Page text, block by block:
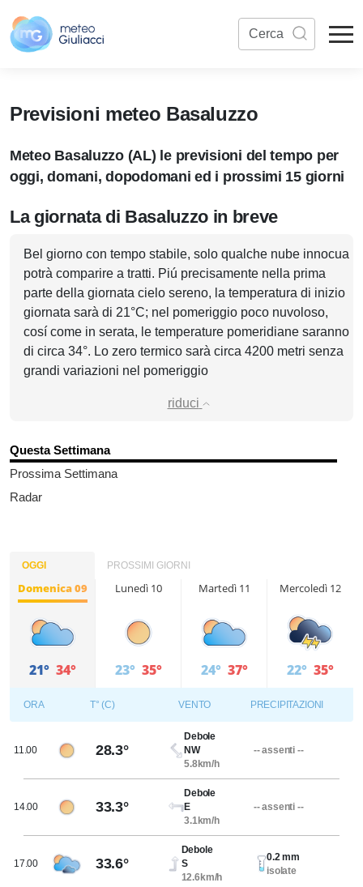
Previsioni meteo Basaluzzo
Meteo Basaluzzo (AL) le previsioni del tempo per
oggi, domani, dopodomani ed i prossimi 15 giorni
La giornata di Basaluzzo in breve
Bel giorno con tempo stabile, solo qualche nube innocua
potrà comparire a tratti. Piú precisamente nella prima
parte della giornata cielo sereno, la temperatura di inizio
giornata sarà di 21°C; nel pomeriggio poco nuvoloso,
cosí come in serata, le temperature pomeridiane saranno
di circa 34°. Lo zero termico sarà circa 4200 metri senza
grandi variazioni nel pomeriggio
riduci
Questa Settimana
Prossima Settimana
Radar
OGGI PROSSIMI GIORNI
Domenica 09
21° 34°
Lunedì 10
23° 35°
Martedì 11
24° 37°
Mercoledì 12
22° 35°
ORA T° (C) VENTO PRECIPITAZIONI
11.00 28.3°
Debole
NW
5.8km/h
-- assenti --
14.00 33.3°
Debole
E
3.1km/h
-- assenti --
17.00 33.6°
Debole
S
12.6km/h
0.2 mm
isolate